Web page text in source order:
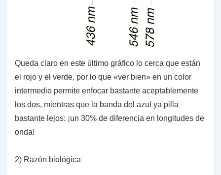
Queda claro en este último gráfico lo cerca que están
el rojo y el verde, por lo que «ver bien» en un color
intermedio permite enfocar bastante aceptablemente
los dos, mientras que la banda del azul ya pilla
bastante lejos: ¡un 30% de diferencia en longitudes de
onda!
2) Razón biológica